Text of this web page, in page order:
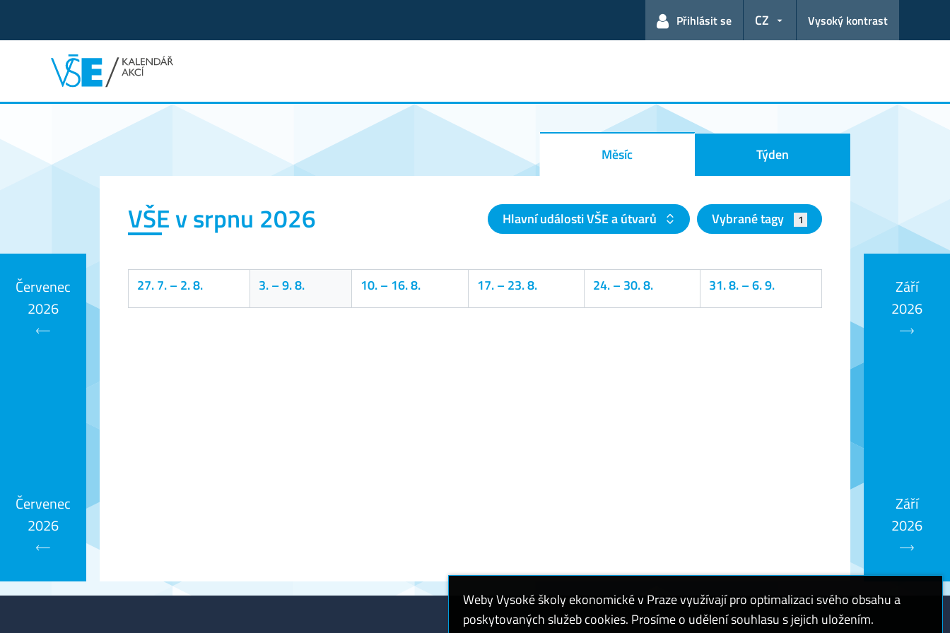
Přihlásit se CZ Vysoký kontrast
Kalendář akcí
Měsíc Týden
VŠE v srpnu 2026 Hlavní události VŠE a útvarů Vybrané tagy 1
27. 7.–2. 8. 3.–9. 8. 10.–16. 8. 17.–23. 8. 24.–30. 8. 31. 8.–6. 9.
Červenec
2026
Červenec
2026
Září
2026
Září
2026
Weby Vysoké školy ekonomické v Praze využívají pro optimalizaci svého obsahu a
poskytovaných služeb cookies. Prosíme o udělení souhlasu s jejich uložením.